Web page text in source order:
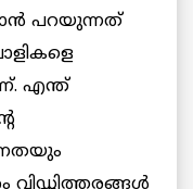
പറയുന്നത്
എന്ത്
വിഡ്ഢിത്തരങ്ങള്‍